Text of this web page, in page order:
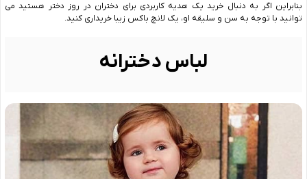
بنابراین اگر به دنبال خرید یک هدیه کاربردی برای دختران در روز دختر هستید می
توانید با توجه به سن و سلیقه او، یک لانچ باکس زیبا خریداری کنید.
لباس دخترانه